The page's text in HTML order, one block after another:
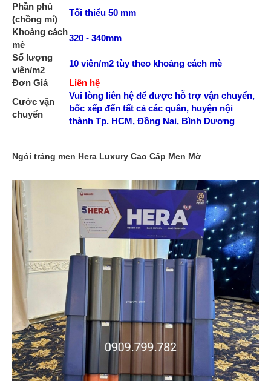
Phần phủ
(chồng mí)
Tối thiểu 50 mm
Khoảng cách
mè
320 - 340mm
Số lượng
viên/m2
10 viên/m2 tùy theo khoảng cách mè
Đơn Giá
Liên hệ
Cước vận
chuyển
Vui lòng liên hệ để được hỗ trợ vận chuyển,
bốc xếp đến tất cả các quân, huyện nội
thành Tp. HCM, Đồng Nai, Bình Dương
Ngói tráng men Hera Luxury Cao Cấp Men Mờ